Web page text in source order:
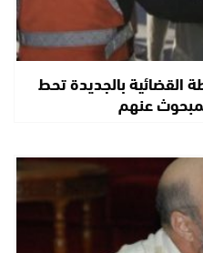
القضائية بالجديدة تحط
عنهم